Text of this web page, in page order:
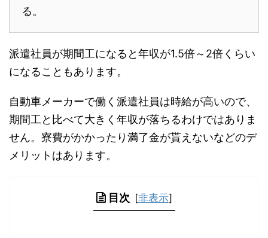
る。
派遣社員が期間工になると年収が1.5倍～2倍くらい
になることもあります。
自動車メーカーで働く派遣社員は時給が高いので、
期間工と比べて大きく年収が落ちるわけではありま
せん。寮費がかかったり満了金が貰えないなどのデ
メリットはあります。
目次 [非表示]